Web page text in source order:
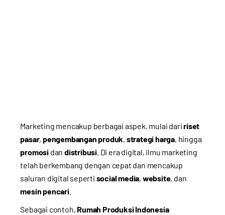
Marketing mencakup berbagai aspek, mulai daririset
pasar, pengembangan produk, strategi harga, hingga
promosidan distribusi. Di era digital, ilmu marketing
telah berkembang dengan cepat dan mencakup
saluran digital seperti social media, website, dan
mesin pencari.
Sebagai contoh, Rumah Produksi Indonesia